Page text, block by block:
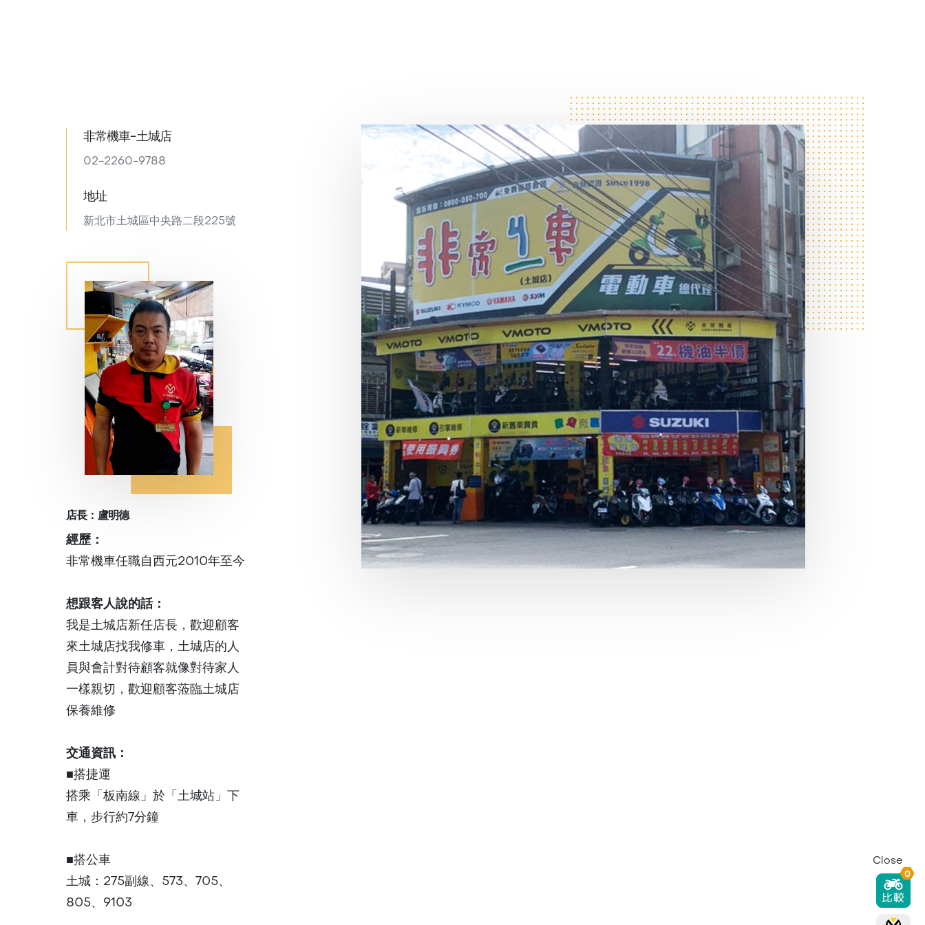
非常機車-土城店
02-2260-9788
地址
新北市土城區中央路二段225號
店長：盧明德
經歷：
非常機車任職自西元2010年至今
想跟客人說的話：
我是土城店新任店長，歡迎顧客
來土城店找我修車，土城店的人
員與會計對待顧客就像對待家人
一樣親切，歡迎顧客蒞臨土城店
保養維修
交通資訊：
■搭捷運
搭乘「板南線」於「土城站」下
車，步行約7分鐘
■搭公車
土城：275副線、573、705、
805、9103
Close
0